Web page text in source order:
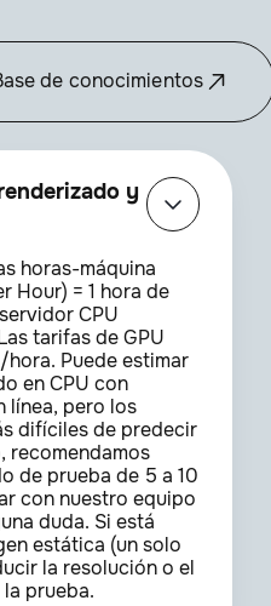
de conocimientos
y
horas-máquina
Hour) = 1 hora de
CPU
tarifas de GPU
hora. Puede estimar
en CPU con
línea, pero los
difíciles de predecir
recomendamos
de prueba de 5 a 10
con nuestro equipo
duda. Si está
estática (un solo
la resolución o el
prueba.